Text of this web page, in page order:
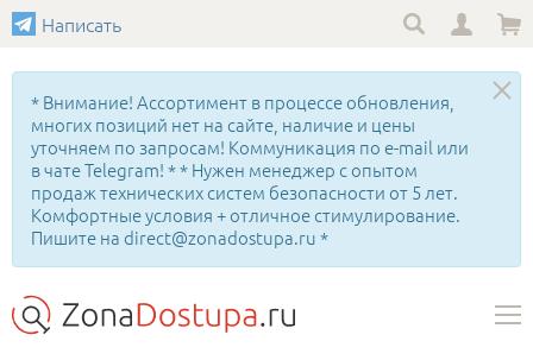
Написать
* Внимание! Ассортимент в процессе обновления,
многих позиций нет на сайте, наличие и цены
уточняем по запросам! Коммуникация по e-mail или
в чате Telegram! * * Нужен менеджер с опытом
продаж технических систем безопасности от 5 лет.
Комфортные условия + отличное стимулирование.
Пишите на direct@zonadostupa.ru *